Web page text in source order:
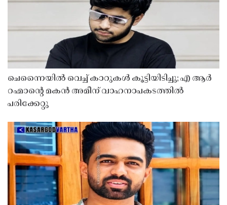
ചെന്നൈയിൽ വെച്ച് കാറുകൾ കൂട്ടിയിടിച്ചു; എ ആർ
റഹ്മാൻ്റെ മകൻ അമീന് വാഹനാപകടത്തിൽ
പരിക്കേറ്റു